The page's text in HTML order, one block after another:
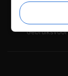
beheren. Zoek
een link om
privacy- en